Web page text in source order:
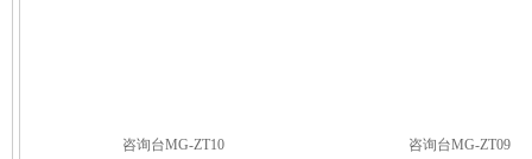
咨询台MG-ZT10 咨询台MG-ZT09